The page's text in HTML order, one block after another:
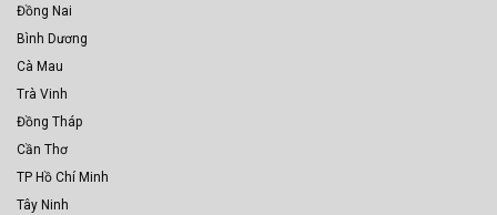
Đồng Nai
Bình Dương
Cà Mau
Trà Vinh
Đồng Tháp
Cần Thơ
TP Hồ Chí Minh
Tây Ninh